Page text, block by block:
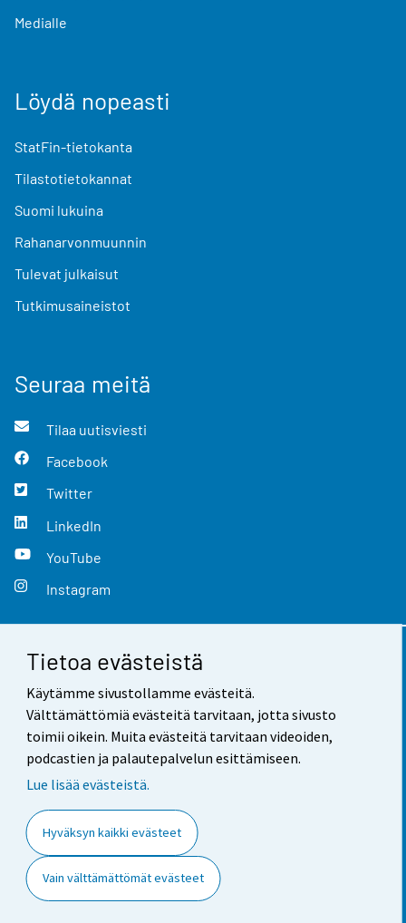
Tietoa evästeistä
Käytämme sivustollamme evästeitä.
Välttämättömiä evästeitä tarvitaan, jotta sivusto
toimii oikein. Muita evästeitä tarvitaan videoiden,
podcastien ja palautepalvelun esittämiseen.
Lue lisää evästeistä.
Hyväksyn kaikki evästeet
Vain välttämättömät evästeet
Medialle
Löydä nopeasti
StatFin-tietokanta
Tilastotietokannat
Suomi lukuina
Rahanarvonmuunnin
Tulevat julkaisut
Tutkimusaineistot
Seuraa meitä
Tilaa uutisviesti
Facebook
Twitter
LinkedIn
YouTube
Instagram
Yhteystiedot
Palaute
Käyttöehdot
Saavutettavuus
Tietoa sivustosta
Evästeasetukset